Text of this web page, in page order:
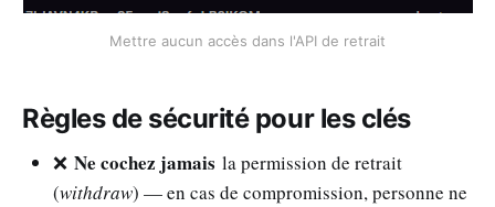
Mettre aucun accès dans l'API de retrait
Règles de sécurité pour les clés
❌ Ne cochez jamais la permission de retrait
(withdraw) — en cas de compromission, personne ne